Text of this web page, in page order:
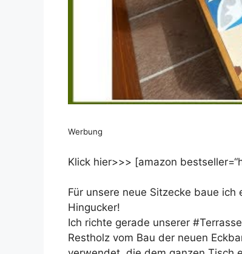
Werbung
Klick hier>>> [amazon
Für unsere neue Sitzecke baue
Hingucker!
Ich richte gerade unserer
Restholz vom Bau der neuen